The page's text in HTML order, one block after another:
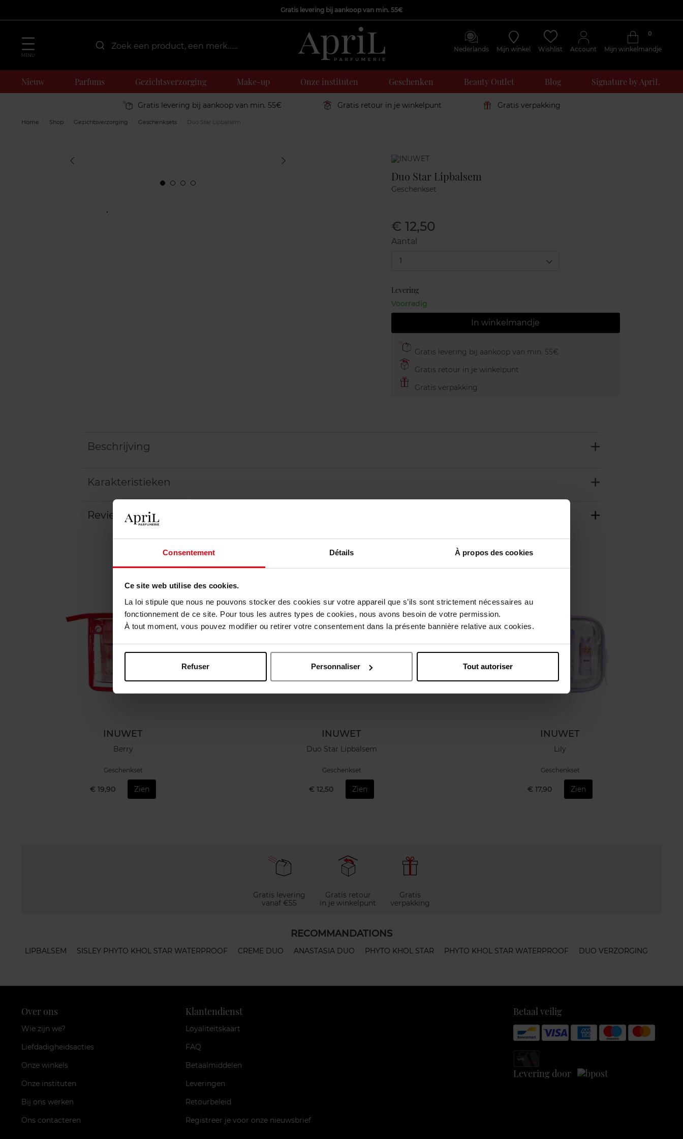
Consentement Détails À propos des cookies
Ce site web utilise des cookies.
La loi stipule que nous ne pouvons stocker des cookies sur votre appareil que s’ils sont strictement nécessaires au
fonctionnement de ce site. Pour tous les autres types de cookies, nous avons besoin de votre permission.
À tout moment, vous pouvez modifier ou retirer votre consentement dans la présente bannière relative aux cookies.
Refuser Personnaliser Tout autoriser
Gratis levering bij aankoop van min. 55€
MENU
Nederlands Mijn winkel Wishlist Account Mijn winkelmandje
0
Nieuw Parfums Gezichtsverzorging Make-up Onze instituten Geschenken Beauty Outlet Blog Signature by ApriL
Gratis levering bij aankoop van min. 55€ Gratis retour in je winkelpunt Gratis verpakking
Home Shop Gezichtsverzorging Geschenksets Duo Star Lipbalsem
Marque
Duo Star Lipbalsem
Geschenkset
€ 12,50
Aantal
1
Levering
Voorradig
In winkelmandje
Gratis levering bij aankoop van min. 55€
Gratis retour in je winkelpunt
Gratis verpakking
Beschrijving
Karakteristieken
Review Beleid inzake klantbeoordelingen
Nog iets vergeten ?
INUWET
Berry
Geschenkset
€ 19,90 Zien
INUWET
Duo Star Lipbalsem
Geschenkset
€ 12,50 Zien
INUWET
Lily
Geschenkset
€ 17,90 Zien
Gratis levering
vanaf €55
Gratis retour
in je winkelpunt
Gratis
verpakking
RECOMMANDATIONS
LIPBALSEM SISLEY PHYTO KHOL STAR WATERPROOF CREME DUO ANASTASIA DUO PHYTO KHOL STAR PHYTO KHOL STAR WATERPROOF DUO VERZORGING
Over ons
Wie zijn we?
Liefdadigheidsacties
Onze winkels
Onze instituten
Bij ons werken
Ons contacteren
Klantendienst
Loyaliteitskaart
FAQ
Betaalmiddelen
Leveringen
Retourbeleid
Registreer je voor onze nieuwsbrief
Betaal veilig
Levering door